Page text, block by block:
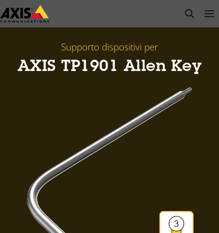
Salta
al
open
Supporto dispositivi per
AXIS TP1901 Allen Key